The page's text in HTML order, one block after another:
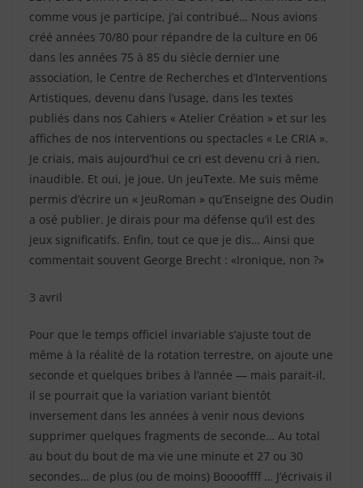
comme vous je participe, j’ai contribué… Nous avions
créé années 70/80 pour répandre de la culture en 06
dans les années 75 à 85 du siècle dernier une
association, le Centre de Recherches et d’Interventions
Artistiques, devenu dans l’usage, dans les textes
publiés dans nos Cahiers « Atelier Création » et sur les
affiches de nos interventions ou spectacles « Le CRIA ».
Je criais, mais aujourd’hui ce cri est devenu cri à rien,
inaudible. Et oui, je joue. Un jeuTexte. Me suis même
permis d’écrire un « JeuRoman » qu’Enseigne des Oudin
a osé publier. Je dirais pour ma défense qu’il est des
jeux significatifs. Enfin, tout ce que je dis… Ainsi que
commentait souvent George Brecht : «Ironique, non ?»
3 avril
Pour que le temps officiel invariable s’ajuste tout de
même à la réalité de la rotation terrestre, on ajoute une
seconde et quelques bribes à l’année — mais parait-il,
il se pourrait que la variation variant bientôt
inversement dans les années à venir nous devions
supprimer quelques fragments de seconde… Au total
au bout du bout de ma vie une minute et 27 ou 30
secondes… de plus (ou de moins) Booooffff … J’écrivais il